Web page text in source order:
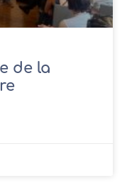
de la